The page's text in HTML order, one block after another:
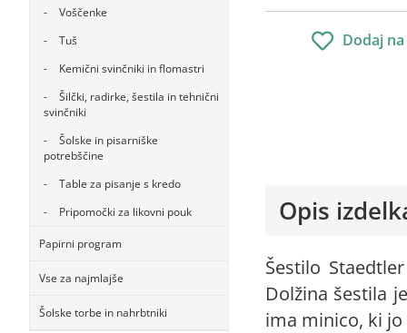
Voščenke
Tuš
Kemični svinčniki in flomastri
Šilčki, radirke, šestila in tehnični
svinčniki
Šolske in pisarniške
potrebščine
Table za pisanje s kredo
Pripomočki za likovni pouk
Papirni program
Vse za najmlajše
Šolske torbe in nahrbtniki
Dodaj
Opis
Šestilo
Dolžina šestila
ima minico, ki